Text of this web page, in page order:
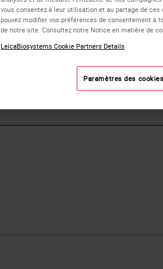
Oui ou
Toutes les lames de la
que les techniques
pouce x 3 pouces x 0,04
vous consentez à leur utilisation et au partage de
pouvez modifier vos préférences de consentement à
de notre site. Consultez notre Notice en matière de
LeicaBiosystems Cookie Partners Details
Paramètres des cookies